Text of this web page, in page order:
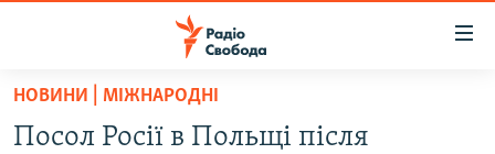
Перейти
основного
НОВИНИ | МІЖНАРОДНІ
Посол Росії в Польщі після